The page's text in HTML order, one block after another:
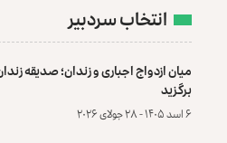
انتخاب سردبیر
میان ازدواج اجباری و زندان؛ صدیقه
برگزید
۶ اسد ۱۴۰۵ - ۲۸ جولای ۲۰۲۶